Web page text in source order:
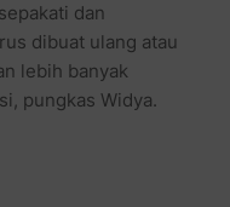
dan
dibuat ulang atau
lebih banyak
pungkas Widya.